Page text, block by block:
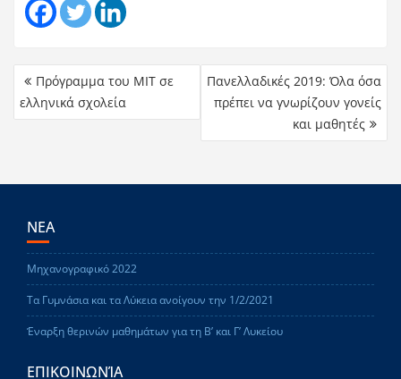
Πρόγραμμα του ΜΙΤ σε
ελληνικά σχολεία
Πανελλαδικές 2019: Όλα όσα
πρέπει να γνωρίζουν γονείς
και μαθητές
ΝΕΑ
Μηχανογραφικό 2022
Τα Γυμνάσια και τα Λύκεια ανοίγουν την 1/2/2021
Έναρξη θερινών μαθημάτων για τη Β’ και Γ’ Λυκείου
ΕΠΙΚΟΙΝΩΝΊΑ